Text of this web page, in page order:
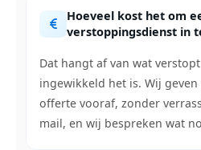
Hoeveel kost het om
verstoppingsdienst in
Dat hangt af van wat
ingewikkeld het is. Wij
offerte vooraf, zonder
mail, en wij bespreken wat